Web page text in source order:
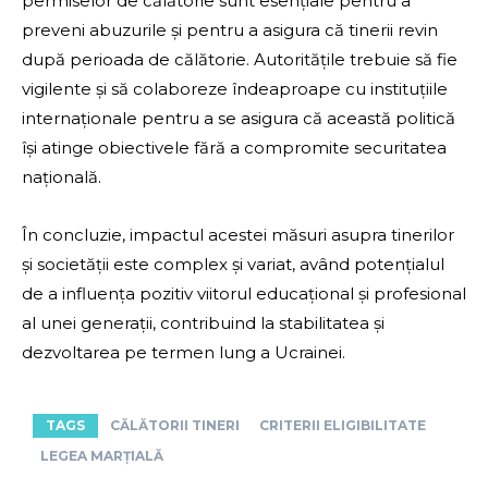
preveni abuzurile și pentru a asigura că tinerii revin
după perioada de călătorie. Autoritățile trebuie să fie
vigilente și să colaboreze îndeaproape cu instituțiile
internaționale pentru a se asigura că această politică
își atinge obiectivele fără a compromite securitatea
națională.
În concluzie, impactul acestei măsuri asupra tinerilor
și societății este complex și variat, având potențialul
de a influența pozitiv viitorul educațional și profesional
al unei generații, contribuind la stabilitatea și
dezvoltarea pe termen lung a Ucrainei.
TAGS CĂLĂTORII TINERI
CRITERII ELIGIBILITATE
LEGEA MARȚIALĂ